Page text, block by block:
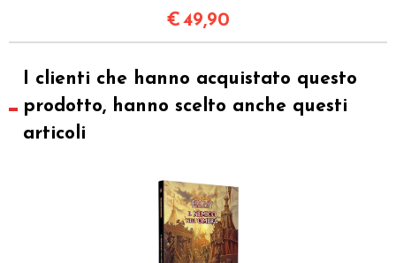
€49,90
I clienti che hanno acquistato questo
prodotto, hanno scelto anche questi
articoli